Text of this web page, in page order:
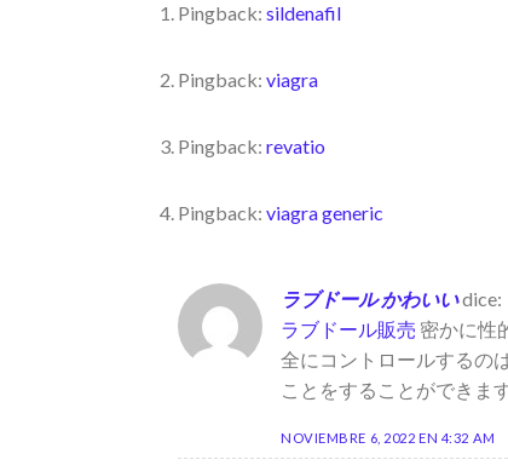
Pingback: sildenafil
Pingback: viagra
Pingback: revatio
Pingback: viagra generic
ラブドール かわいいdice:
ラブドール販売 密かに性
全にコントロールするの
ことをすることができます
NOVIEMBRE 6, 2022 EN 4:32 AM